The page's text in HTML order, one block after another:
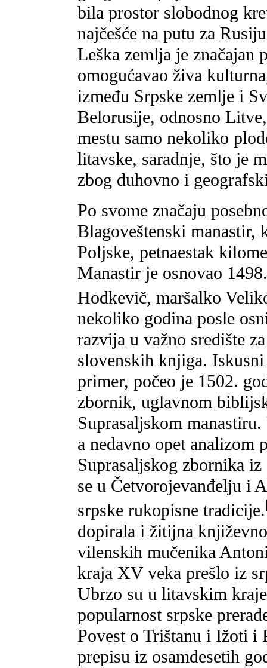
bila prostor slobodnog
najčešće na putu za
Leška zemlja je značajan
omogućavao živa
između Srpske zemlje i
Belorusije, odnosno
mestu samo nekoliko
litavske, saradnje, što je
zbog duhovno i
Po svome značaju
Blagoveštenski manastir,
Poljske, petnaestak
Manastir je osnovao
Hodkevič, maršalko
nekoliko godina posle
razvija u važno središte
slovenskih knjiga.
primer, počeo je 1502.
zbornik, uglavnom
Suprasaljskom
a nedavno opet
Suprasaljskog zbornika
se u Četvorojevanđelju i
srpske rukopisne tradicije.
dopirala i žitijna
vilenskih mučenika
kraja XV veka prešlo iz
Ubrzo su u litavskim
popularnost srpske
Povest o Trištanu i Ižoti i
prepisu iz osamdesetih